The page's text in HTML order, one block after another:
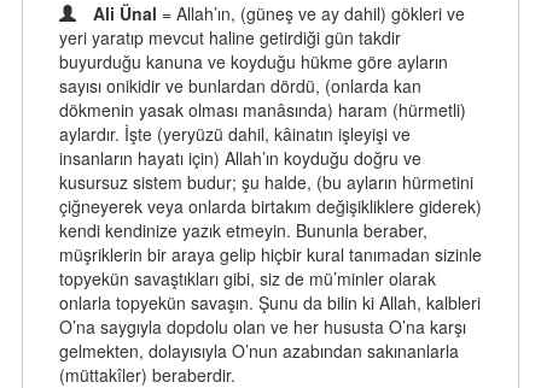
Ali Ünal = Allah’ın, (güneş ve ay dahil) gökleri ve
yeri yaratıp mevcut haline getirdiği gün takdir
buyurduğu kanuna ve koyduğu hükme göre ayların
sayısı onikidir ve bunlardan dördü, (onlarda kan
dökmenin yasak olması manâsında) haram (hürmetli)
aylardır. İşte (yeryüzü dahil, kâinatın işleyişi ve
insanların hayatı için) Allah’ın koyduğu doğru ve
kusursuz sistem budur; şu halde, (bu ayların hürmetini
çiğneyerek veya onlarda birtakım değişikliklere giderek)
kendi kendinize yazık etmeyin. Bununla beraber,
müşriklerin bir araya gelip hiçbir kural tanımadan sizinle
topyekün savaştıkları gibi, siz de mü’minler olarak
onlarla topyekün savaşın. Şunu da bilin ki Allah, kalbleri
O’na saygıyla dopdolu olan ve her hususta O’na karşı
gelmekten, dolayısıyla O’nun azabından sakınanlarla
(müttakîler) beraberdir.